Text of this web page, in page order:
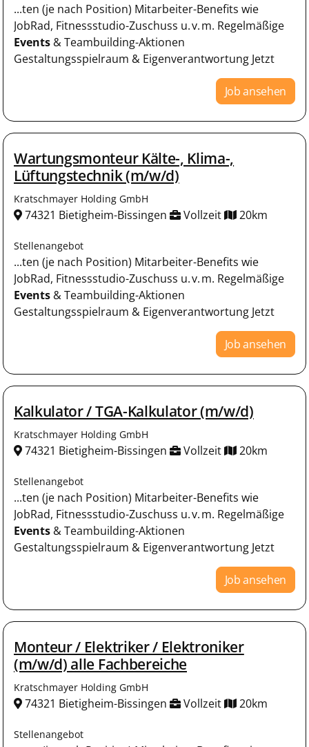
...ten (je nach Position) Mitarbeiter-Benefits wie
JobRad, Fitnessstudio-Zuschuss u. v. m. Regelmäßige
Events & Teambuilding-Aktionen
Gestaltungsspielraum & Eigenverantwortung Jetzt
Job ansehen
Wartungsmonteur Kälte-, Klima-,
Lüftungstechnik (m/w/d)
Kratschmayer Holding GmbH
74321 Bietigheim-Bissingen Vollzeit 20km
Stellenangebot
...ten (je nach Position) Mitarbeiter-Benefits wie
JobRad, Fitnessstudio-Zuschuss u. v. m. Regelmäßige
Events & Teambuilding-Aktionen
Gestaltungsspielraum & Eigenverantwortung Jetzt
Job ansehen
Kalkulator / TGA-Kalkulator (m/w/d)
Kratschmayer Holding GmbH
74321 Bietigheim-Bissingen Vollzeit 20km
Stellenangebot
...ten (je nach Position) Mitarbeiter-Benefits wie
JobRad, Fitnessstudio-Zuschuss u. v. m. Regelmäßige
Events & Teambuilding-Aktionen
Gestaltungsspielraum & Eigenverantwortung Jetzt
Job ansehen
Monteur / Elektriker / Elektroniker
(m/w/d) alle Fachbereiche
Kratschmayer Holding GmbH
74321 Bietigheim-Bissingen Vollzeit 20km
Stellenangebot